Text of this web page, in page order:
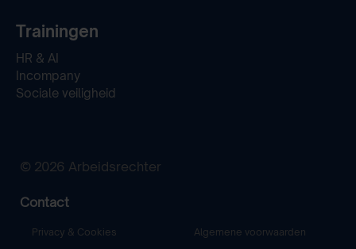
Trainingen
HR & AI
Incompany
Sociale veiligheid
© 2026 Arbeidsrechter
Contact
Privacy & Cookies Algemene voorwaarden